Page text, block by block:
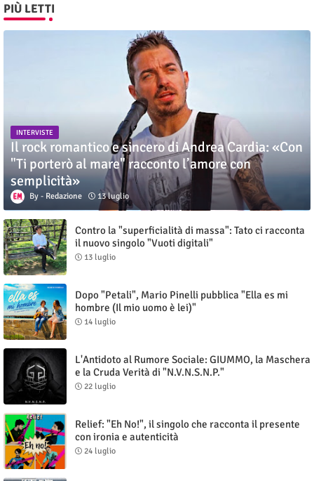
PIÙ LETTI
INTERVISTE
Il rock romantico e sincero di Andrea Cardia: «Con
"Ti porterò al mare" racconto l’amore con
semplicità»
Redazione 13 luglio
Contro la "superficialità di massa": Tato ci racconta
il nuovo singolo "Vuoti digitali"
13 luglio
Dopo "Petali", Mario Pinelli pubblica "Ella es mi
hombre (Il mio uomo è lei)"
14 luglio
L'Antidoto al Rumore Sociale: GIUMMO, la Maschera
e la Cruda Verità di "N.V.N.S.N.P."
22 luglio
Relief: "Eh No!", il singolo che racconta il presente
con ironia e autenticità
24 luglio